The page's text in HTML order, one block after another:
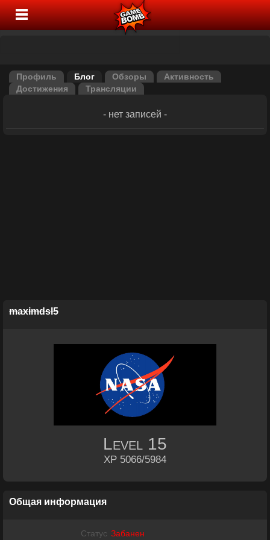
Профиль Блог Обзоры
Активность
Достижения
Трансляции
- нет записей -
maximdsl5
Level 15
XP 5066/5984
Общая информация
Статус Забанен